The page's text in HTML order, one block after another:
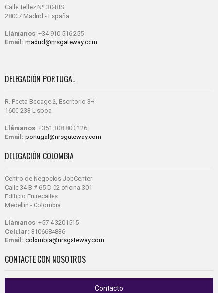
Calle Tellez Nº 30-BIS
28007 Madrid - España
Llámanos: +34 910 516 255
Email: madrid@nrsgateway.com
DELEGACIÓN PORTUGAL
R. Poeta Bocage 2, Escritorio 3H
1600-233 Lisboa
Llámanos: +351 308 800 126
Email: portugal@nrsgateway.com
DELEGACIÓN COLOMBIA
Centro de Negocios JobCenter
Calle 34 B # 65 D 02 oficina 301
Edificio Entrecalles
Medellín - Colombia
Llámanos: +57 4 3201515
Celular: 3106684836
Email: colombia@nrsgateway.com
CONTACTE CON NOSOTROS
Contacto